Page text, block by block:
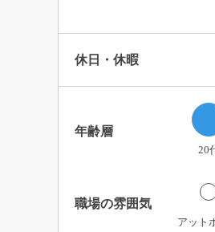
休日・休暇
年齢層
20
職場の雰囲気
アット